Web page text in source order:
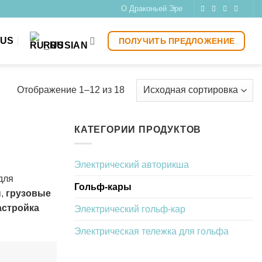
О Драконьей Эре
RUSSIAN ПОЛУЧИТЬ ПРЕДЛОЖЕНИЕ
Отображение 1–12 из 18
, грузовые
КАТЕГОРИИ ПРОДУКТОВ
Электрический авторикша
Гольф-кары
Электрический гольф-кар
Электрическая тележка для гольфа